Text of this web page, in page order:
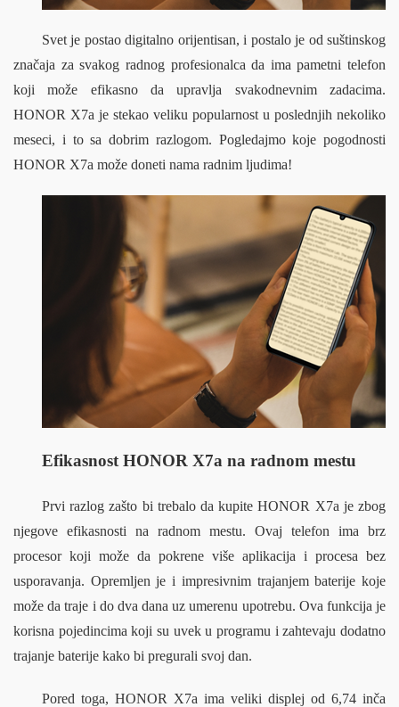
Svet je postao digitalno orijentisan, i postalo je od suštinskog
značaja za svakog radnog profesionalca da ima pametni telefon
koji može efikasno da upravlja svakodnevnim zadacima.
HONOR X7a je stekao veliku popularnost u poslednjih nekoliko
meseci, i to sa dobrim razlogom. Pogledajmo koje pogodnosti
HONOR X7a može doneti nama radnim ljudima!
Efikasnost HONOR X7a na radnom mestu
Prvi razlog zašto bi trebalo da kupite HONOR X7a je zbog
njegove efikasnosti na radnom mestu. Ovaj telefon ima brz
procesor koji može da pokrene više aplikacija i procesa bez
usporavanja. Opremljen je i impresivnim trajanjem baterije koje
može da traje i do dva dana uz umerenu upotrebu. Ova funkcija je
korisna pojedincima koji su uvek u programu i zahtevaju dodatno
trajanje baterije kako bi pregurali svoj dan.
Pored toga, HONOR X7a ima veliki displej od 6,74 inča